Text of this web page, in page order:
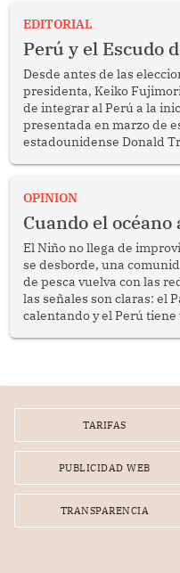
EDITORIAL
Perú y el Escudo
Desde antes de las
presidenta, Keiko
de integrar al Perú a la
presentada en marzo de
estadounidense Donald
OPINION
Cuando el océano
El Niño no llega de
se desborde, una
de pesca vuelva con las
las señales son claras: el
calentando y el Perú
TARIFAS
PUBLICIDAD WEB
TRANSPARENCIA